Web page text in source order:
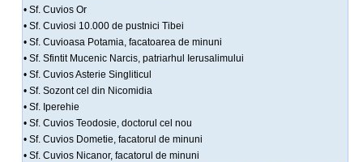
• Sf. Cuvios Or
• Sf. Cuviosi 10.000 de pustnici Tibei
• Sf. Cuvioasa Potamia, facatoarea de minuni
• Sf. Sfintit Mucenic Narcis, patriarhul Ierusalimului
• Sf. Cuvios Asterie Singliticul
• Sf. Sozont cel din Nicomidia
• Sf. Iperehie
• Sf. Cuvios Teodosie, doctorul cel nou
• Sf. Cuvios Dometie, facatorul de minuni
• Sf. Cuvios Nicanor, facatorul de minuni